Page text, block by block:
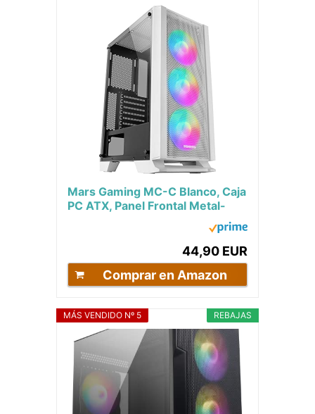
Mars Gaming MC-C Blanco, Caja
PC ATX, Panel Frontal Metal-
44,90 EUR
Comprar en Amazon
REBAJAS
MÁS VENDIDO Nº 5